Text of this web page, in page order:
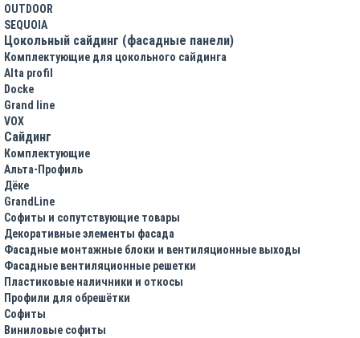
OUTDOOR
SEQUOIA
Цокольный сайдинг (фасадные панели)
Комплектующие для цокольного сайдинга
Alta profil
Docke
Grand line
VOX
Сайдинг
Комплектующие
Альта-Профиль
Дёке
GrandLine
Софиты и сопутствующие товары
Декоративные элементы фасада
Фасадные монтажные блоки и вентиляционные выходы
Фасадные вентиляционные решетки
Пластиковые наличники и откосы
Профили для обрешётки
Софиты
Виниловые софиты